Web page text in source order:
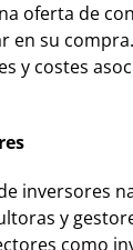
oferta de
en su
y costes
inversores
y
como